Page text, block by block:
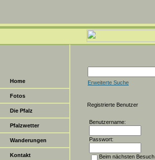
Home
Fotos
Die Pfalz
Pfalzwetter
Wanderungen
Kontakt
Erweiterte Suche
Registrierte Benutzer
Benutzername:
Passwort:
Beim nächsten Besuch